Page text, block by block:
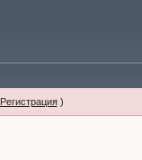
Регистрация)